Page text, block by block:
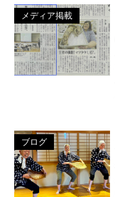
メディア掲載
ブログ